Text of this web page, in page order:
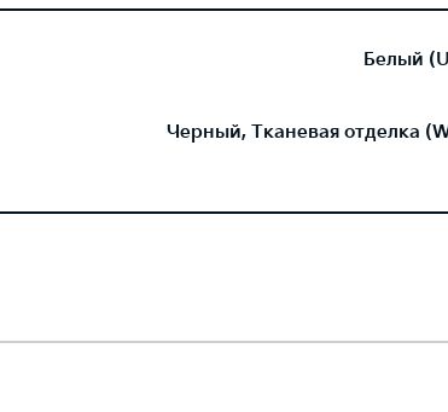
Белый
Черный, Тканевая отделка